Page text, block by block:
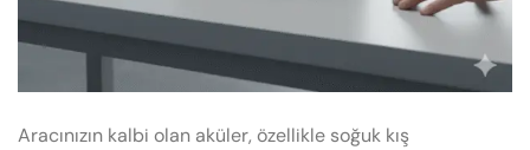
Aracınızın kalbi olan aküler, özellikle soğuk kış